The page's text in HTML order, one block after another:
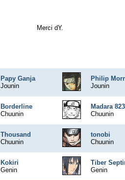
Merci dY.
Papy Ganja
Jounin
Philip
Jounin
Borderline
Chuunin
Madara 823
Chuunin
Thousand
Chuunin
tonobi
Chuunin
Kokiri
Genin
Tiber
Genin